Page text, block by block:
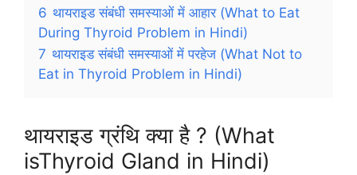
6 थायराइड संबंधी समस्याओं में आहार (What to Eat
During Thyroid Problem in Hindi)
7 थायराइड संबंधी समस्याओं में परहेज (What Not to
Eat in Thyroid Problem in Hindi)
थायराइड ग्रंथि क्या है ? (What
isThyroid Gland in Hindi)